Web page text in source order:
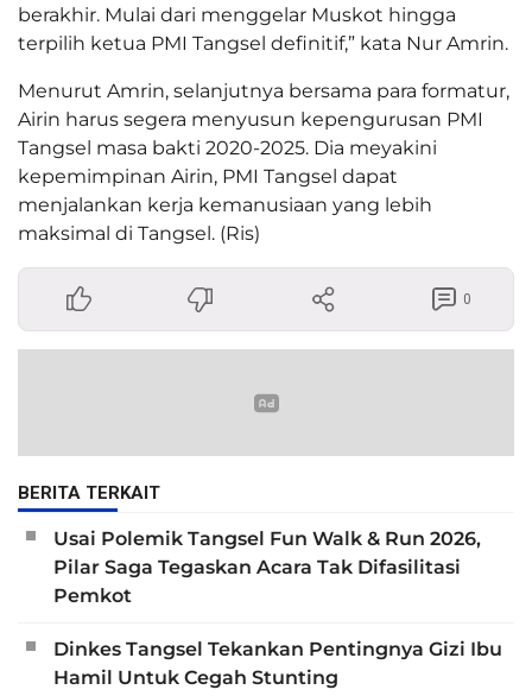
berakhir. Mulai dari menggelar Muskot hingga
terpilih ketua PMI Tangsel definitif,” kata Nur Amrin.
Menurut Amrin, selanjutnya bersama para formatur,
Airin harus segera menyusun kepengurusan PMI
Tangsel masa bakti 2020-2025. Dia meyakini
kepemimpinan Airin, PMI Tangsel dapat
menjalankan kerja kemanusiaan yang lebih
maksimal di Tangsel. (Ris)
0
BERITA TERKAIT
Usai Polemik Tangsel Fun Walk & Run 2026,
Pilar Saga Tegaskan Acara Tak Difasilitasi
Pemkot
Dinkes Tangsel Tekankan Pentingnya Gizi Ibu
Hamil Untuk Cegah Stunting